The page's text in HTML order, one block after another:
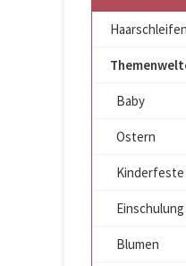
Haarschleifen
Baby
Ostern
Kinderfeste
Einschulung
Blumen